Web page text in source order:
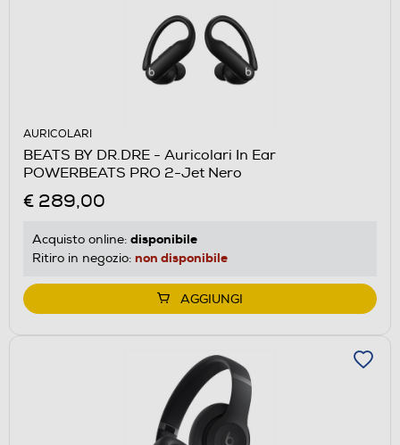
AURICOLARI
BEATS BY DR.DRE - Auricolari In Ear
POWERBEATS PRO 2-Jet Nero
€ 289,00
Acquisto online: disponibile
Ritiro in negozio: non disponibile
AGGIUNGI